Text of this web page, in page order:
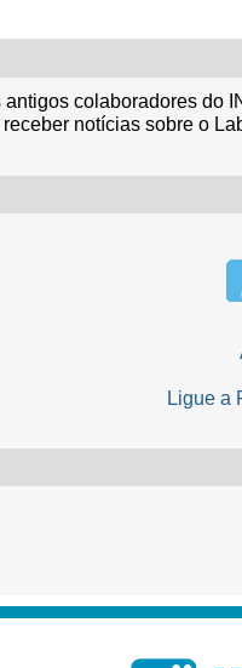
colaboradores do
notícias sobre o
Ligue a